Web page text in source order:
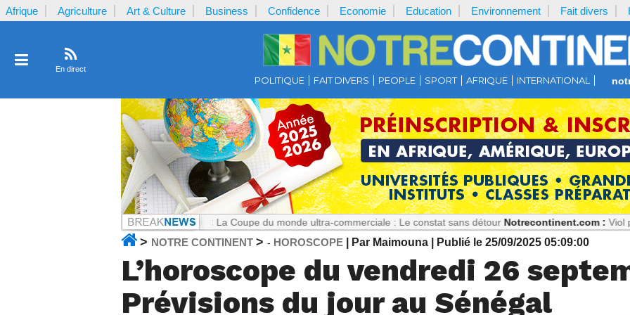
Afrique Agriculture Art & Culture Business Confidence Economie Education Environnement Fait divers
En direct
POLITIQUE FAIT DIVERS PEOPLE SPORT AFRIQUE INTERNATIONAL
Notrecontinent.com : La Coupe du monde ultra-commerciale : Le constat sans détour Notrecontinent.com : Viol présumé :
> NOTRE CONTINENT > - HOROSCOPE | Par Maimouna | Publié le 25/09/2025 05:09:00
L’horoscope du vendredi 26
Prévisions du jour au Sénégal